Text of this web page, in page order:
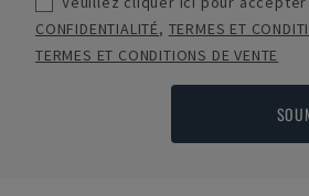
CONFIDENTIALITÉ, TERMES ET
TERMES ET CONDITIONS DE VENTE